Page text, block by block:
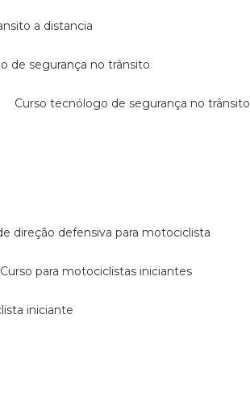
a distancia
de segurança no trânsito
curso tecnólogo de segurança no trânsito
direção defensiva para motociclista
curso para motociclistas iniciantes
iniciante